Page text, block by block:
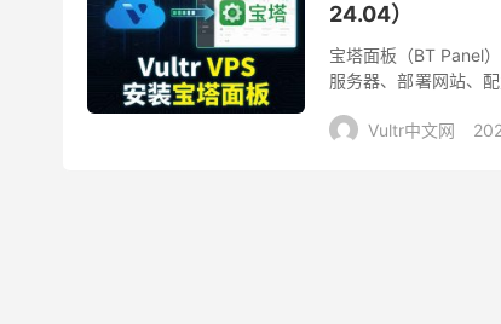
24.04）
宝塔面板（BT Panel
服务器、部署网站、
Vultr中文网